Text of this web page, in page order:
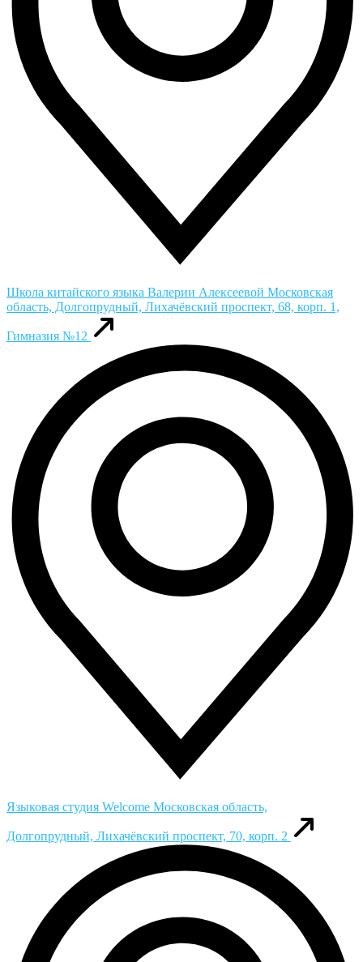
Школа китайского языка Валерии Алексеевой Московская
область, Долгопрудный, Лихачёвский проспект, 68, корп. 1,
Гимназия №12
Языковая студия Welcome Московская область,
Долгопрудный, Лихачёвский проспект, 70, корп. 2